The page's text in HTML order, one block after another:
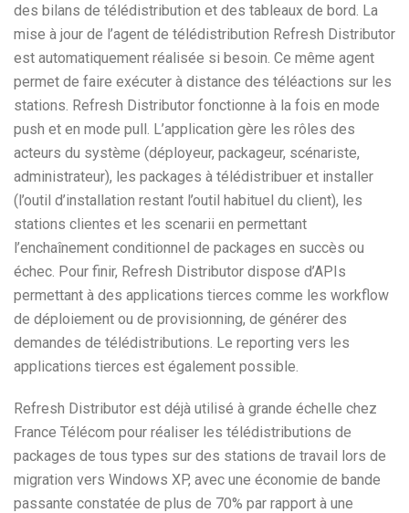
des bilans de télédistribution et des tableaux de bord. La
mise à jour de l’agent de télédistribution Refresh Distributor
est automatiquement réalisée si besoin. Ce même agent
permet de faire exécuter à distance des téléactions sur les
stations. Refresh Distributor fonctionne à la fois en mode
push et en mode pull. L’application gère les rôles des
acteurs du système (déployeur, packageur, scénariste,
administrateur), les packages à télédistribuer et installer
(l’outil d’installation restant l’outil habituel du client), les
stations clientes et les scenarii en permettant
l’enchaînement conditionnel de packages en succès ou
échec. Pour finir, Refresh Distributor dispose d’APIs
permettant à des applications tierces comme les workflow
de déploiement ou de provisionning, de générer des
demandes de télédistributions. Le reporting vers les
applications tierces est également possible.
Refresh Distributor est déjà utilisé à grande échelle chez
France Télécom pour réaliser les télédistributions de
packages de tous types sur des stations de travail lors de
migration vers Windows XP, avec une économie de bande
passante constatée de plus de 70% par rapport à une